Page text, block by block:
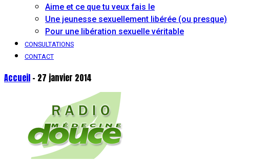
Aime et ce que tu veux fais le
Une jeunesse sexuellement libérée (ou presque)
Pour une libération sexuelle véritable
CONSULTATIONS
CONTACT
Accueil - 27 janvier 2014